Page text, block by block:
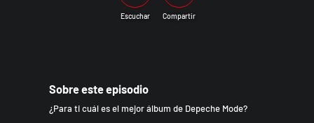
Escuchar Compartir
Sobre este episodio
¿Para ti cuál es el mejor álbum de Depeche Mode?